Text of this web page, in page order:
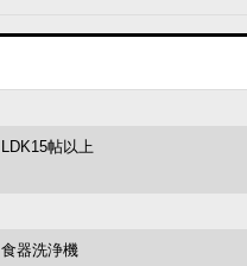
LDK15帖以上
食器洗浄機